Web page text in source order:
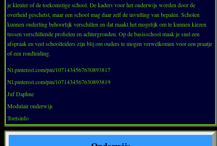
je kleuter of de toekomstige school. De kaders voor het onderwijs worden door de
overheid geschetst, maar een school mag daar zelf de invulling van bepalen. Scholen
kunnen onderling behoorlijk verschillen en dat maakt het mogelijk om te kunnen kiezen
tussen verschillende profielen en achtergronden. Op de basisschool maak je snel een
afspraak en veel schoolleiders zijn blij om ouders te mogen verwelkomen voor een praatje
of een rondleiding.
Nl.pinterest.com/pin/1071434567630893817
Nl.pinterest.com/pin/1071434567630893819
Juf Daphne
Modulair onderwijs
Toetsinfo